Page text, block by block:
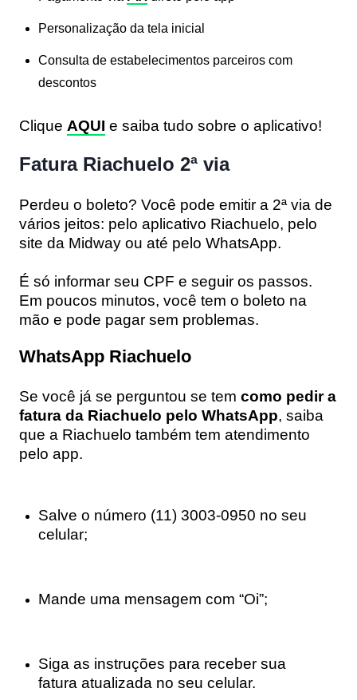
Personalização da tela inicial
Consulta de estabelecimentos parceiros com
descontos
Clique AQUI e saiba tudo sobre o aplicativo!
Fatura Riachuelo 2ª via
Perdeu o boleto? Você pode emitir a 2ª via de
vários jeitos: pelo aplicativo Riachuelo, pelo
site da Midway ou até pelo WhatsApp.
É só informar seu CPF e seguir os passos.
Em poucos minutos, você tem o boleto na
mão e pode pagar sem problemas.
WhatsApp Riachuelo
Se você já se perguntou se tem como pedir a
fatura da Riachuelo pelo WhatsApp, saiba
que a Riachuelo também tem atendimento
pelo app.
Salve o número (11) 3003-0950 no seu
celular;
Mande uma mensagem com “Oi”;
Siga as instruções para receber sua
fatura atualizada no seu celular.